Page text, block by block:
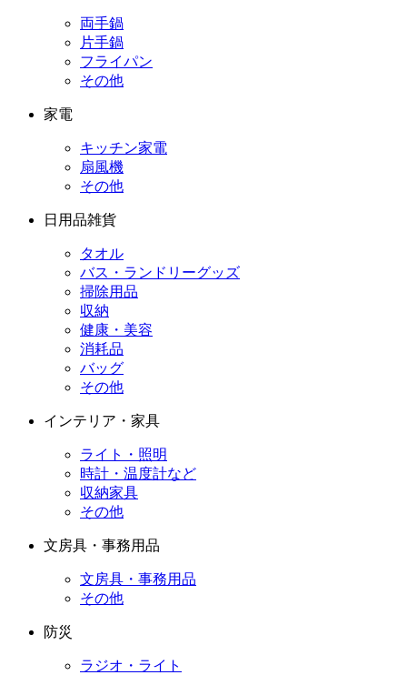
両手鍋
片手鍋
フライパン
その他
家電
キッチン家電
扇風機
その他
日用品雑貨
タオル
バス・ランドリーグッズ
掃除用品
収納
健康・美容
消耗品
バッグ
その他
インテリア・家具
ライト・照明
時計・温度計など
収納家具
その他
文房具・事務用品
文房具・事務用品
その他
防災
ラジオ・ライト